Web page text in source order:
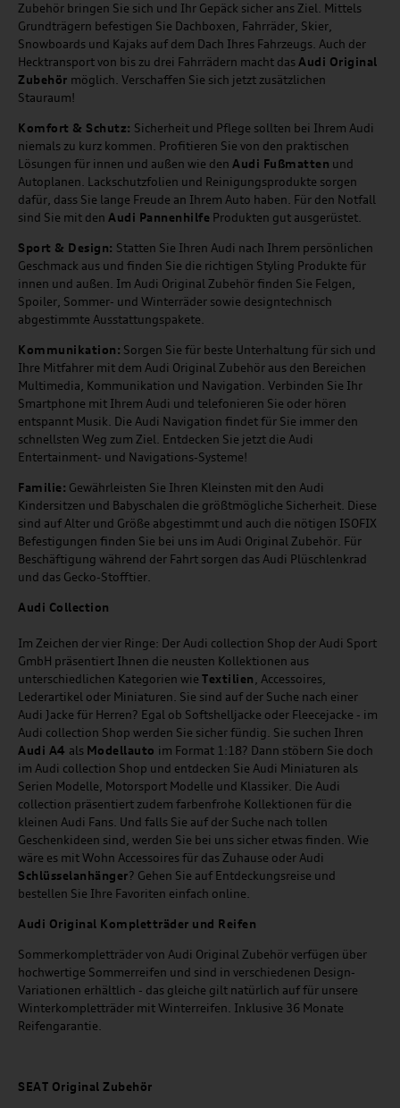
Zubehör bringen Sie sich und Ihr Gepäck sicher ans Ziel. Mittels
Grundträgern befestigen Sie Dachboxen, Fahrräder, Skier,
Snowboards und Kajaks auf dem Dach Ihres Fahrzeugs. Auch der
Hecktransport von bis zu drei Fahrrädern macht das Audi Original
Zubehör möglich. Verschaffen Sie sich jetzt zusätzlichen
Stauraum!
Komfort & Schutz: Sicherheit und Pflege sollten bei Ihrem Audi
niemals zu kurz kommen. Profitieren Sie von den praktischen
Lösungen für innen und außen wie den Audi Fußmatten und
Autoplanen. Lackschutzfolien und Reinigungsprodukte sorgen
dafür, dass Sie lange Freude an Ihrem Auto haben. Für den Notfall
sind Sie mit den Audi Pannenhilfe Produkten gut ausgerüstet.
Sport & Design: Statten Sie Ihren Audi nach Ihrem persönlichen
Geschmack aus und finden Sie die richtigen Styling Produkte für
innen und außen. Im Audi Original Zubehör finden Sie Felgen,
Spoiler, Sommer- und Winterräder sowie designtechnisch
abgestimmte Ausstattungspakete.
Kommunikation: Sorgen Sie für beste Unterhaltung für sich und
Ihre Mitfahrer mit dem Audi Original Zubehör aus den Bereichen
Multimedia, Kommunikation und Navigation. Verbinden Sie Ihr
Smartphone mit Ihrem Audi und telefonieren Sie oder hören
entspannt Musik. Die Audi Navigation findet für Sie immer den
schnellsten Weg zum Ziel. Entdecken Sie jetzt die Audi
Entertainment- und Navigations-Systeme!
Familie: Gewährleisten Sie Ihren Kleinsten mit den Audi
Kindersitzen und Babyschalen die größtmögliche Sicherheit. Diese
sind auf Alter und Größe abgestimmt und auch die nötigen ISOFIX
Befestigungen finden Sie bei uns im Audi Original Zubehör. Für
Beschäftigung während der Fahrt sorgen das Audi Plüschlenkrad
und das Gecko-Stofftier.
Audi Collection
Im Zeichen der vier Ringe: Der Audi collection Shop der Audi Sport
GmbH präsentiert Ihnen die neusten Kollektionen aus
unterschiedlichen Kategorien wie Textilien , Accessoires,
Lederartikel oder Miniaturen. Sie sind auf der Suche nach einer
Audi Jacke für Herren? Egal ob Softshelljacke oder Fleecejacke - im
Audi collection Shop werden Sie sicher fündig. Sie suchen Ihren
Audi A4 als Modellauto im Format 1:18? Dann stöbern Sie doch
im Audi collection Shop und entdecken Sie Audi Miniaturen als
Serien Modelle, Motorsport Modelle und Klassiker. Die Audi
collection präsentiert zudem farbenfrohe Kollektionen für die
kleinen Audi Fans. Und falls Sie auf der Suche nach tollen
Geschenkideen sind, werden Sie bei uns sicher etwas finden. Wie
wäre es mit Wohn Accessoires für das Zuhause oder Audi
Schlüsselanhänger? Gehen Sie auf Entdeckungsreise und
bestellen Sie Ihre Favoriten einfach online.
Audi Original Kompletträder und Reifen
Sommerkompletträder von Audi Original Zubehör verfügen über
hochwertige Sommerreifen und sind in verschiedenen Design-
Variationen erhältlich - das gleiche gilt natürlich auf für unsere
Winterkompletträder mit Winterreifen. Inklusive 36 Monate
Reifengarantie.
SEAT Original Zubehör